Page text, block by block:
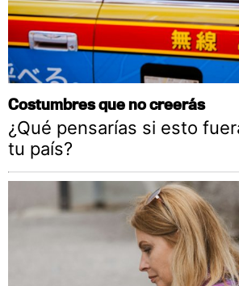
Costumbres que no creerás
¿Qué pensarías si esto
tu país?